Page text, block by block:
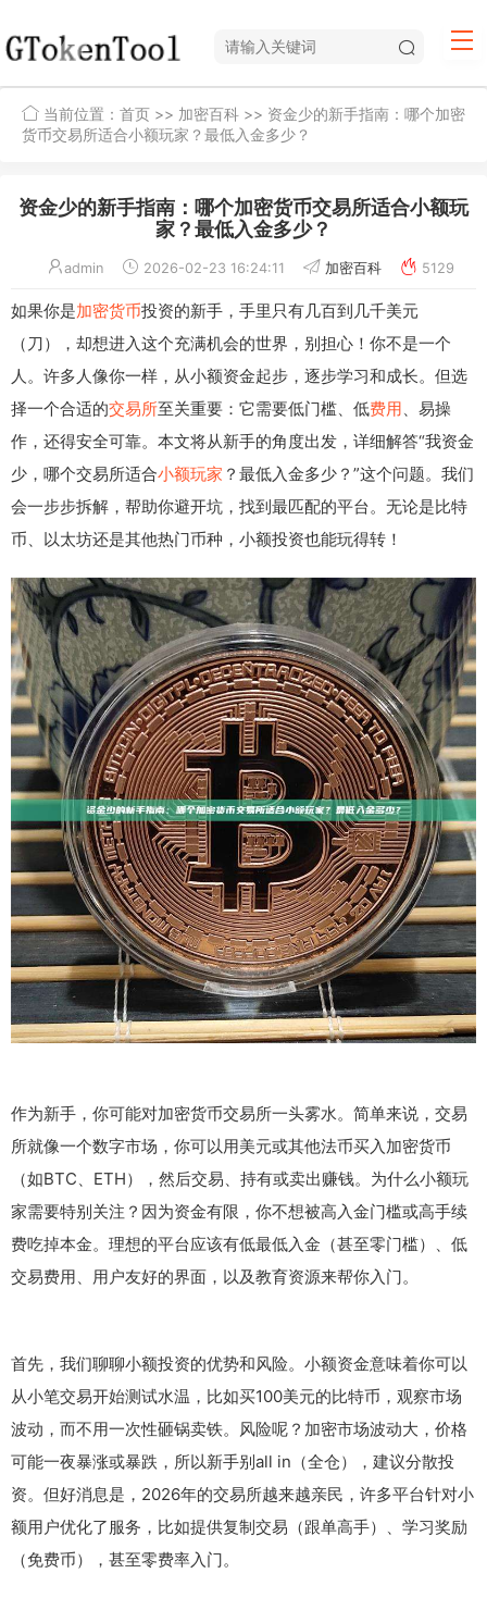
当前位置： 首页 >> 加密百科 >> 资金少的新手指南：哪个加密
货币交易所适合小额玩家？最低入金多少？
资金少的新手指南：哪个加密货币交易所适合小额玩
家？最低入金多少？
admin 2026-02-23 16:24:11 加密百科 5129
如果你是加密货币投资的新手，手里只有几百到几千美元
（刀），却想进入这个充满机会的世界，别担心！你不是一个
人。许多人像你一样，从小额资金起步，逐步学习和成长。但选
择一个合适的交易所至关重要：它需要低门槛、低费用、易操
作，还得安全可靠。本文将从新手的角度出发，详细解答“我资金
少，哪个交易所适合小额玩家 ？最低入金多少？”这个问题。我们
会一步步拆解，帮助你避开坑，找到最匹配的平台。无论是比特
币、以太坊还是其他热门币种，小额投资也能玩得转！
作为新手，你可能对加密货币交易所一头雾水。简单来说，交易
所就像一个数字市场，你可以用美元或其他法币买入加密货币
（如BTC、ETH），然后交易、持有或卖出赚钱。为什么小额玩
家需要特别关注？因为资金有限，你不想被高入金门槛或高手续
费吃掉本金。理想的平台应该有低最低入金（甚至零门槛）、低
交易费用、用户友好的界面，以及教育资源来帮你入门。
首先，我们聊聊小额投资的优势和风险。小额资金意味着你可以
从小笔交易开始测试水温，比如买100美元的比特币，观察市场
波动，而不用一次性砸锅卖铁。风险呢？加密市场波动大，价格
可能一夜暴涨或暴跌，所以新手别all in（全仓），建议分散投
资。但好消息是，2026年的交易所越来越亲民，许多平台针对小
额用户优化了服务，比如提供复制交易（跟单高手）、学习奖励
（免费币），甚至零费率入门。